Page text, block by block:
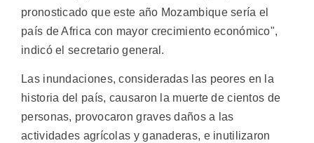
pronosticado que este año Mozambique sería el
país de Africa con mayor crecimiento económico",
indicó el secretario general.
Las inundaciones, consideradas las peores en la
historia del país, causaron la muerte de cientos de
personas, provocaron graves daños a las
actividades agrícolas y ganaderas, e inutilizaron